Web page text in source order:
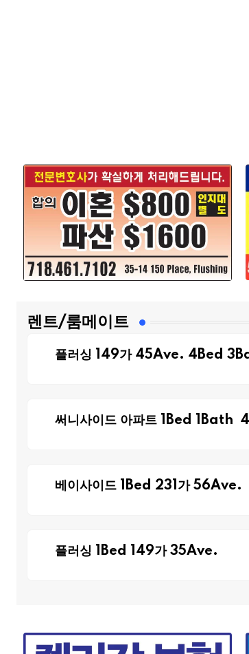
렌트/룸메이트
플러싱 149가 45Ave. 4Bed
써니사이드 아파트 1Bed 1Bath
베이사이드 1Bed 231가 56Ave.
플러싱 1Bed 149가 35Ave.